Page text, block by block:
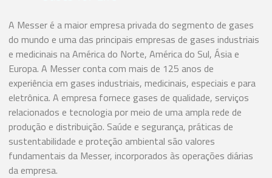
A Messer é a maior empresa privada do segmento de gases
do mundo e uma das principais empresas de gases industriais
e medicinais na América do Norte, América do Sul, Ásia e
Europa. A Messer conta com mais de 125 anos de
experiência em gases industriais, medicinais, especiais e para
eletrônica. A empresa fornece gases de qualidade, serviços
relacionados e tecnologia por meio de uma ampla rede de
produção e distribuição. Saúde e segurança, práticas de
sustentabilidade e proteção ambiental são valores
fundamentais da Messer, incorporados às operações diárias
da empresa.